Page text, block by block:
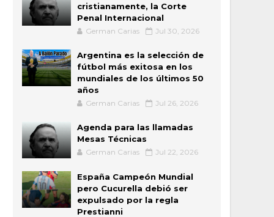
cristianamente, la Corte
Penal Internacional
German Carias Jul 30, 2026
Argentina es la selección de
fútbol más exitosa en los
mundiales de los últimos 50
años
German Carias Jul 26, 2026
Agenda para las llamadas
Mesas Técnicas
German Carias Jul 22, 2026
España Campeón Mundial
pero Cucurella debió ser
expulsado por la regla
Prestianni